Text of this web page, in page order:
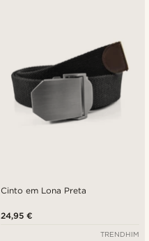
Cinto em Lona Preta
24,95 €
TRENDHIM